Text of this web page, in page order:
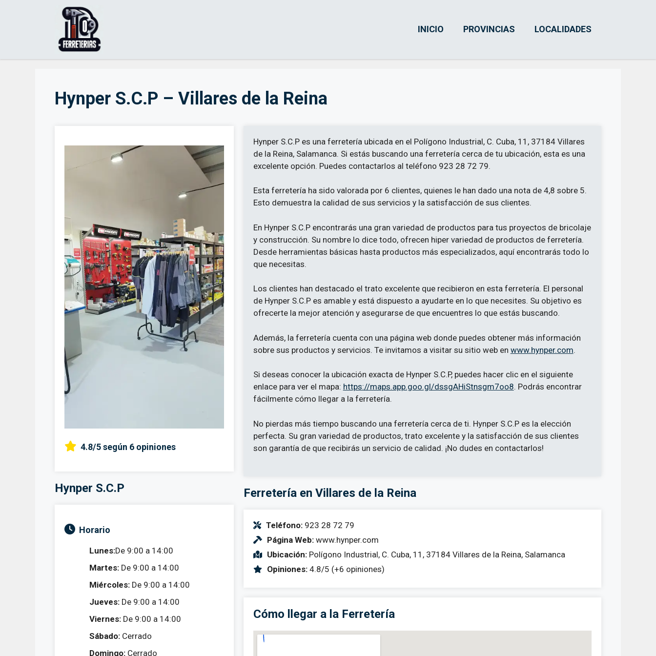
INICIO PROVINCIAS LOCALIDADES
Hynper S.C.P – Villares de la Reina
4.8/5según 6 opiniones
Hynper S.C.P
Horario
Lunes:De 9:00 a 14:00
Martes: De 9:00 a 14:00
Miércoles: De 9:00 a 14:00
Jueves: De 9:00 a 14:00
Viernes: De 9:00 a 14:00
Sábado: Cerrado
Domingo: Cerrado
Hynper S.C.P es una ferretería ubicada en el Polígono Industrial, C. Cuba, 11, 37184 Villares
de la Reina, Salamanca. Si estás buscando una ferretería cerca de tu ubicación, esta es una
excelente opción. Puedes contactarlos al teléfono 923 28 72 79.
Esta ferretería ha sido valorada por 6 clientes, quienes le han dado una nota de 4,8 sobre 5.
Esto demuestra la calidad de sus servicios y la satisfacción de sus clientes.
En Hynper S.C.P encontrarás una gran variedad de productos para tus proyectos de bricolaje
y construcción. Su nombre lo dice todo, ofrecen hiper variedad de productos de ferretería.
Desde herramientas básicas hasta productos más especializados, aquí encontrarás todo lo
que necesitas.
Los clientes han destacado el trato excelente que recibieron en esta ferretería. El personal
de Hynper S.C.P es amable y está dispuesto a ayudarte en lo que necesites. Su objetivo es
ofrecerte la mejor atención y asegurarse de que encuentres lo que estás buscando.
Además, la ferretería cuenta con una página web donde puedes obtener más información
sobre sus productos y servicios. Te invitamos a visitar su sitio web en www.hynper.com.
Si deseas conocer la ubicación exacta de Hynper S.C.P, puedes hacer clic en el siguiente
enlace para ver el mapa: https://maps.app.goo.gl/dssgAHiStnsgm7oo8. Podrás encontrar
fácilmente cómo llegar a la ferretería.
No pierdas más tiempo buscando una ferretería cerca de ti. Hynper S.C.P es la elección
perfecta. Su gran variedad de productos, trato excelente y la satisfacción de sus clientes
son garantía de que recibirás un servicio de calidad. ¡No dudes en contactarlos!
Ferretería en Villares de la Reina
Teléfono:923 28 72 79
Página Web:www.hynper.com
Ubicación:Polígono Industrial, C. Cuba, 11, 37184 Villares de la Reina, Salamanca
Opiniones:4.8/5 (+6 opiniones)
Cómo llegar a la Ferretería